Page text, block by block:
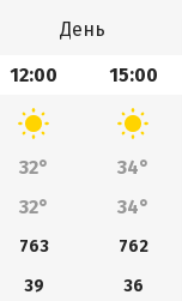
День
12:00 15:00
32° 34°
32° 34°
763 762
39 36